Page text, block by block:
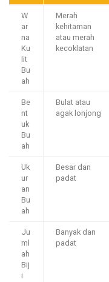
W
ar
na
Ku
lit
Bu
ah
Merah
kehitaman
atau merah
kecoklatan
Be
nt
uk
Bu
ah
Bulat atau
agak lonjong
Uk
ur
an
Bu
ah
Besar dan
padat
Ju
ml
ah
Bij
i
Banyak dan
padat